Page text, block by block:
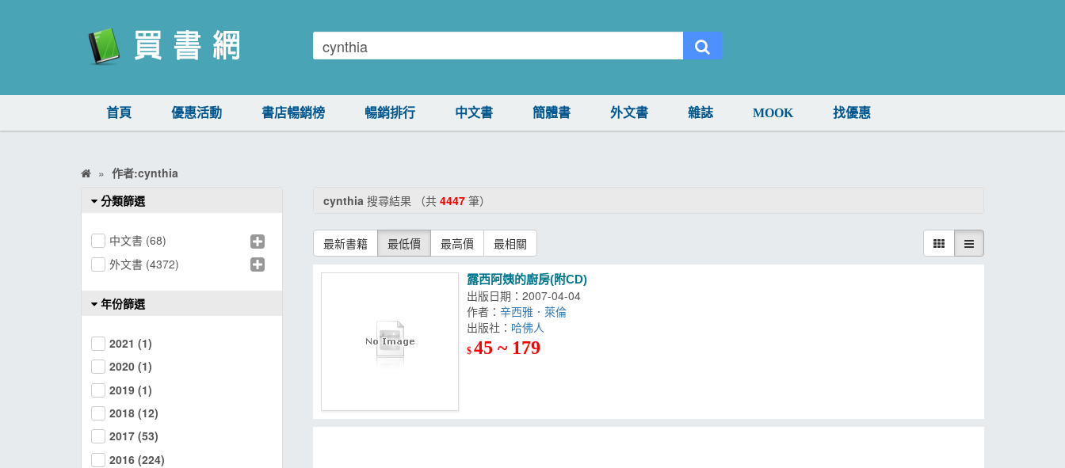
首頁 優惠活動 書店暢銷榜 暢銷排行 中文書 簡體書 外文書 雜誌 MOOK 找優惠
作者:cynthia
cynthia 搜尋結果 （共 4447筆）
最新書籍 最低價 最高價 最相關
露西阿姨的廚房(附CD)
出版日期：2007-04-04
作者：辛西雅．萊倫
出版社：
$45 ~ 179
分類篩選
中文書 (68)
外文書 (4372)
年份篩選
2021 (1)
2020 (1)
2019 (1)
2018 (12)
2017 (53)
2016 (224)